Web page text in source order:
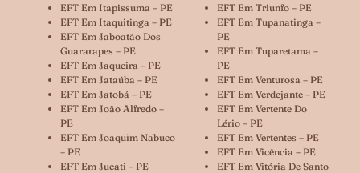
EFT Em Itapissuma – PE
EFT Em Itaquitinga – PE
EFT Em Jaboatão Dos
Guararapes – PE
EFT Em Jaqueira – PE
EFT Em Jataúba – PE
EFT Em Jatobá – PE
EFT Em João Alfredo –
PE
EFT Em Joaquim Nabuco
– PE
EFT Em Jucati – PE
EFT Em Triunfo – PE
EFT Em Tupanatinga –
PE
EFT Em Tuparetama –
PE
EFT Em Venturosa – PE
EFT Em Verdejante – PE
EFT Em Vertente Do
Lério – PE
EFT Em Vertentes – PE
EFT Em Vicência – PE
EFT Em Vitória De Santo